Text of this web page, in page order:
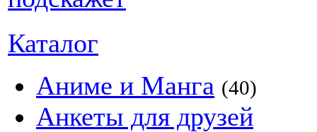
Каталог
Аниме и Манга (40)
Анкеты для друзей